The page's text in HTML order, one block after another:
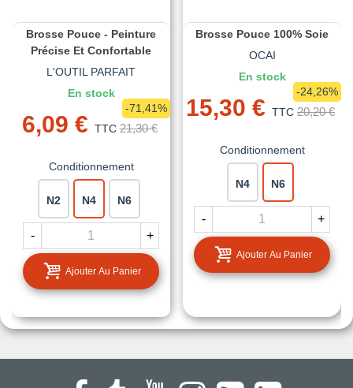
Brosse Pouce - Peinture
Précise Et Confortable
L'OUTIL PARFAIT
En stock
6,09 € TTC 21,30 €
-71,41%
Conditionnement
N2 N4 N6
- +
Ajouter Au Panier
Brosse Pouce 100% Soie
OCAI
En stock
15,30 € TTC 20,20 €
-24,26%
Conditionnement
N4 N6
- +
Ajouter Au Panier